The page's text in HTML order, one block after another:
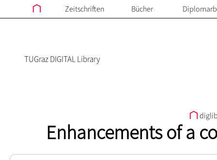
Zeitschriften Bücher
TUGraz DIGITAL Library
Enhancements of a